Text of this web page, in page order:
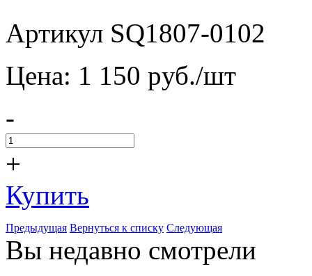
Артикул SQ1807-0102
Цена: 1 150 pуб./шт
-
+
Купить
Предыдущая Вернуться к списку Следующая
Вы недавно смотрели